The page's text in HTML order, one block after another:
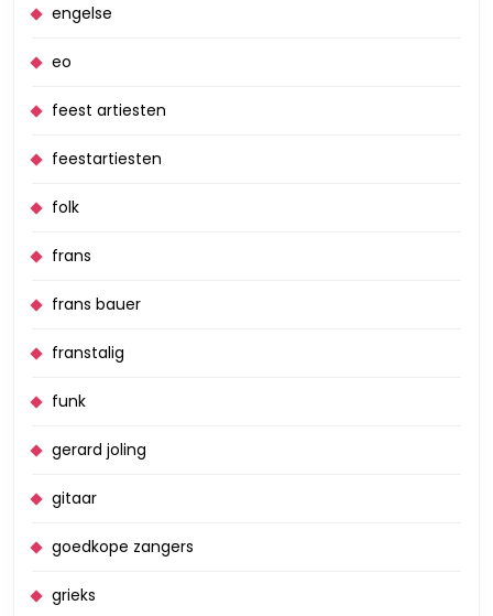
engelse
eo
feest artiesten
feestartiesten
folk
frans
frans bauer
franstalig
funk
gerard joling
gitaar
goedkope zangers
grieks